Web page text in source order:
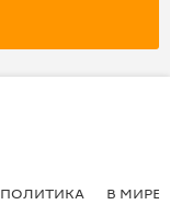
ПОЛИТИКА В МИРЕ